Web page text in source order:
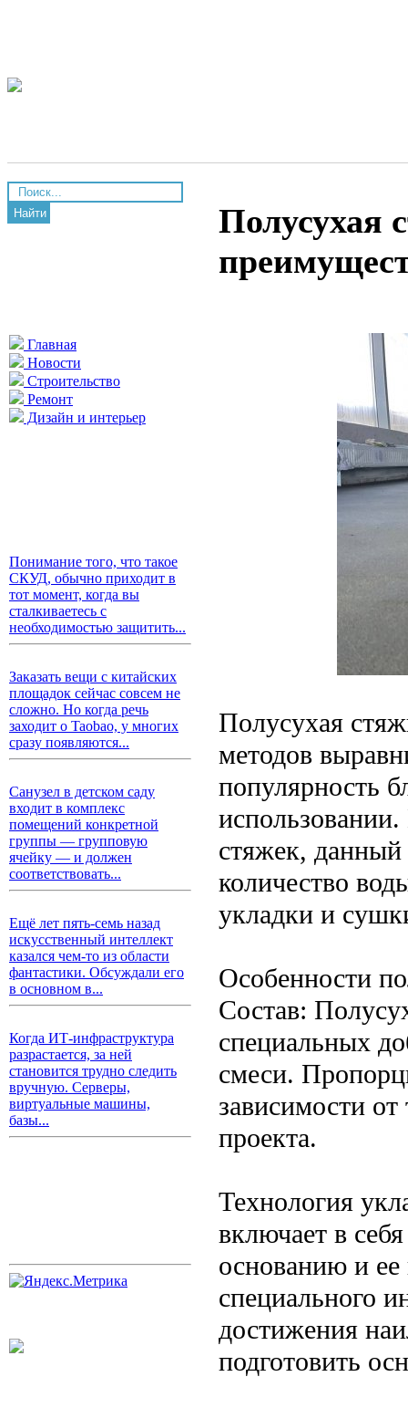
Найти
Главная
Новости
Строительство
Ремонт
Дизайн и интерьер
Понимание того, что такое
СКУД, обычно приходит в
тот момент, когда вы
сталкиваетесь с
необходимостью защитить...
Заказать вещи с китайских
площадок сейчас совсем не
сложно. Но когда речь
заходит о Taobao, у многих
сразу появляются...
Санузел в детском саду
входит в комплекс
помещений конкретной
группы — групповую
ячейку — и должен
соответствовать...
Ещё лет пять-семь назад
искусственный интеллект
казался чем-то из области
фантастики. Обсуждали его
в основном в...
Когда ИТ-инфраструктура
разрастается, за ней
становится трудно следить
вручную. Серверы,
виртуальные машины,
базы...
Полусухая
Полусухая
методов
популярность
стяжек, данный
количество
укладки и
Особенности
Состав:
специальных
смеси.
зависимости от
проекта.
Технология
включает в
основанию и
специального
достижения
подготовить